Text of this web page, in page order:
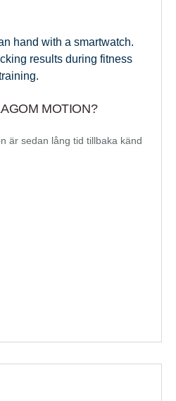
MOTION?
är sedan lång tid tillbaka känd